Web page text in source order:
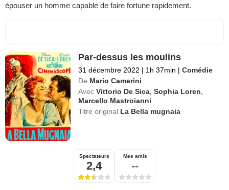
épouser un homme capable de faire fortune rapidement.
Par-dessus les moulins
31 décembre 2022 | 1h 37min | Comédie
De Mario Camerini
Avec Vittorio De Sica ,Sophia Loren
Marcello Mastroianni
Titre original La Bella mugnaia
Spectateurs
2,4
Mes amis
--